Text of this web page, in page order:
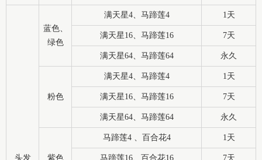
头发
蓝色、
绿色
满天星4、马蹄莲4 1天
满天星16、马蹄莲16 7天
满天星64、马蹄莲64 永久
粉色
满天星4、马蹄莲4 1天
满天星16、马蹄莲16 7天
满天星64、马蹄莲64 永久
紫色
马蹄莲4 、百合花4 1天
马蹄莲16、百合花16 7天